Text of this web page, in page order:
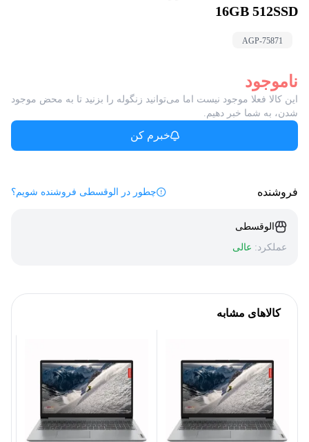
16GB 512SSD
AGP-75871
ناموجود
این کالا فعلا موجود نیست اما می‌توانید زنگوله را بزنید تا به محض موجود
شدن، به شما خبر دهیم.
خبرم کن
فروشنده چطور در الوقسطی فروشنده شویم؟
الوقسطی
عملکرد: عالی
کالاهای مشابه